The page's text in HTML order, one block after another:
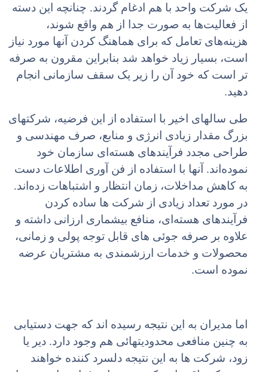
یک شرکت واحد با هم ادغام گردند. چنانچه این دسته
از فعالیت‌ها به صورت جدا از هم واقع شوند،
هزینه‌های تعامل که برای هماهنگ کردن آنها مورد نیاز
است، بسیار زیاد خواهد شد بنابراین مقرون به صرفه
تر است که خود آن را زیر یک سقف سازمانی انجام
دهید.
طی سالهای اخیر با استفاده از این فرضیه، شرکتهای
بزرگ مقدار زیادی انرژی و منابع، صرف مهندسی و
طراحی مجدد فرآیندهای هسته‌ای سازمان خود
نموده‌اند. آنها با استفاده از فن آوری اطلاعات دست
به کاهش مداخلات، زمان انتظار و اشتباهات زده‌اند.
در مورد تعداد زیادی از شرکت ها ساده کردن
فرآیندهای هسته‌ای، منافع بیشماری ارزانی داشته و
علاوه بر صرفه جوئی های قابل توجه پولی و زمانی،
محصولات و خدمات ارزشمندی به مشتریان عرضه
نموده است.
اما مدیران به این نتیجه رسیده اند که جهت دستیابی
به چنین منافعی محدودیتهائی هم وجود دارد. دیر یا
زود، شرکت ها به این نتیجه دلسرد کننده خواهند